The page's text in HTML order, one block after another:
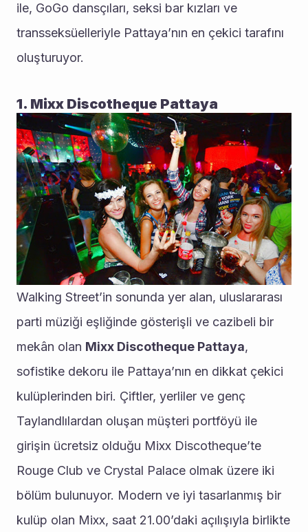
ile, GoGo dansçıları, seksi bar kızları ve
transseksüelleriyle Pattaya’nın en çekici tarafını
oluşturuyor.
1. Mixx Discotheque Pattaya
Walking Street’in sonunda yer alan, uluslararası
parti müziği eşliğinde gösterişli ve cazibeli bir
mekân olan Mixx Discotheque Pattaya,
sofistike dekoru ile Pattaya’nın en dikkat çekici
kulüplerinden biri. Çiftler, yerliler ve genç
Taylandlılardan oluşan müşteri portföyü ile
girişin ücretsiz olduğu Mixx Discotheque’te
Rouge Club ve Crystal Palace olmak üzere iki
bölüm bulunuyor. Modern ve iyi tasarlanmış bir
kulüp olan Mixx, saat 21.00’daki açılışıyla birlikte